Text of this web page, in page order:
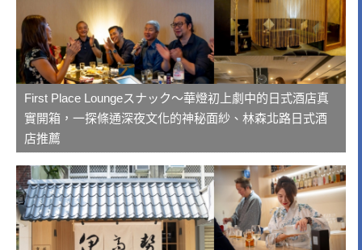
First Place Loungeスナック～華燈初上劇中的日式酒店真
實開箱，一探條通深夜文化的神秘面紗、林森北路日式酒
店推薦